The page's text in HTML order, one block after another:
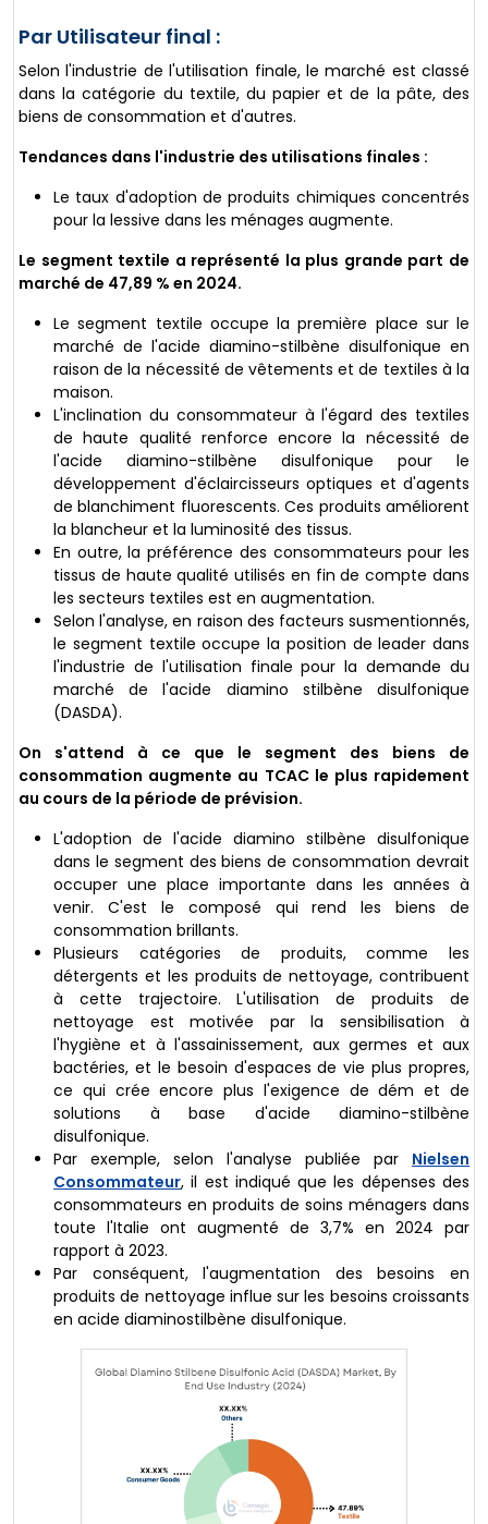
Par Utilisateur final :
Selon l'industrie de l'utilisation finale, le marché est classé
dans la catégorie du textile, du papier et de la pâte, des
biens de consommation et d'autres.
Tendances dans l'industrie des utilisations finales :
Le taux d'adoption de produits chimiques concentrés
pour la lessive dans les ménages augmente.
Le segment textile a représenté la plus grande part de
marché de 47,89 % en 2024.
Le segment textile occupe la première place sur le
marché de l'acide diamino-stilbène disulfonique en
raison de la nécessité de vêtements et de textiles à la
maison.
L'inclination du consommateur à l'égard des textiles
de haute qualité renforce encore la nécessité de
l'acide diamino-stilbène disulfonique pour le
développement d'éclaircisseurs optiques et d'agents
de blanchiment fluorescents. Ces produits améliorent
la blancheur et la luminosité des tissus.
En outre, la préférence des consommateurs pour les
tissus de haute qualité utilisés en fin de compte dans
les secteurs textiles est en augmentation.
Selon l'analyse, en raison des facteurs susmentionnés,
le segment textile occupe la position de leader dans
l'industrie de l'utilisation finale pour la demande du
marché de l'acide diamino stilbène disulfonique
(DASDA).
On s'attend à ce que le segment des biens de
consommation augmente au TCAC le plus rapidement
au cours de la période de prévision.
L'adoption de l'acide diamino stilbène disulfonique
dans le segment des biens de consommation devrait
occuper une place importante dans les années à
venir. C'est le composé qui rend les biens de
consommation brillants.
Plusieurs catégories de produits, comme les
détergents et les produits de nettoyage, contribuent
à cette trajectoire. L'utilisation de produits de
nettoyage est motivée par la sensibilisation à
l'hygiène et à l'assainissement, aux germes et aux
bactéries, et le besoin d'espaces de vie plus propres,
ce qui crée encore plus l'exigence de dém et de
solutions à base d'acide diamino-stilbène
disulfonique.
Par exemple, selon l'analyse publiée par Nielsen
Consommateur, il est indiqué que les dépenses des
consommateurs en produits de soins ménagers dans
toute l'Italie ont augmenté de 3,7% en 2024 par
rapport à 2023.
Par conséquent, l'augmentation des besoins en
produits de nettoyage influe sur les besoins croissants
en acide diaminostilbène disulfonique.